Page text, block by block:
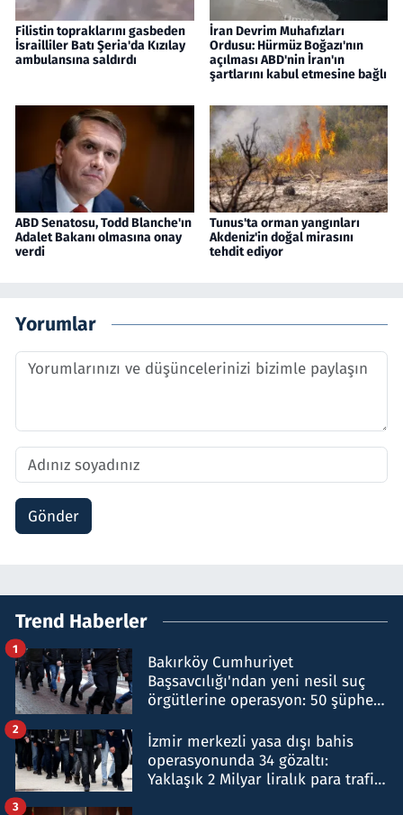
Filistin topraklarını gasbeden
İsrailliler Batı Şeria'da Kızılay
ambulansına saldırdı
İran Devrim Muhafızları
Ordusu: Hürmüz Boğazı'nın
açılması ABD'nin İran'ın
şartlarını kabul etmesine bağlı
ABD Senatosu, Todd Blanche'ın
Adalet Bakanı olmasına onay
verdi
Tunus'ta orman yangınları
Akdeniz'in doğal mirasını
tehdit ediyor
Yorumlar
Gönder
Trend Haberler
Bakırköy Cumhuriyet
Başsavcılığı'ndan yeni nesil suç
örgütlerine operasyon: 50 şüpheli
1
İzmir merkezli yasa dışı bahis
operasyonunda 34 gözaltı:
Yaklaşık 2 Milyar liralık para trafiği
2
3